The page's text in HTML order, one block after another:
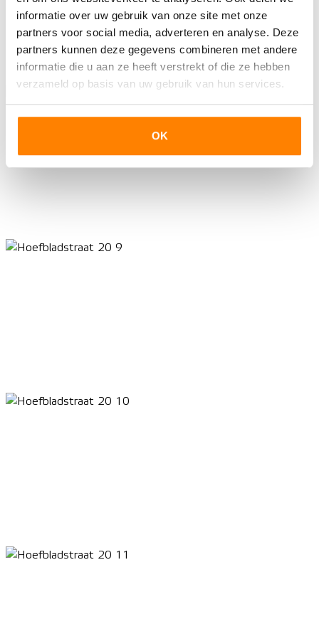
informatie over uw gebruik van onze site met onze
partners voor social media, adverteren en analyse. Deze
partners kunnen deze gegevens combineren met andere
informatie die u aan ze heeft verstrekt of die ze hebben
verzameld op basis van uw gebruik van hun services.
OK